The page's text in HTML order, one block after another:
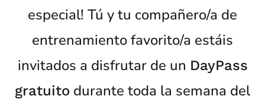
especial! Tú y tu compañero/a de
entrenamiento favorito/a estáis
invitados a disfrutar de un DayPass
gratuito durante toda la semana del